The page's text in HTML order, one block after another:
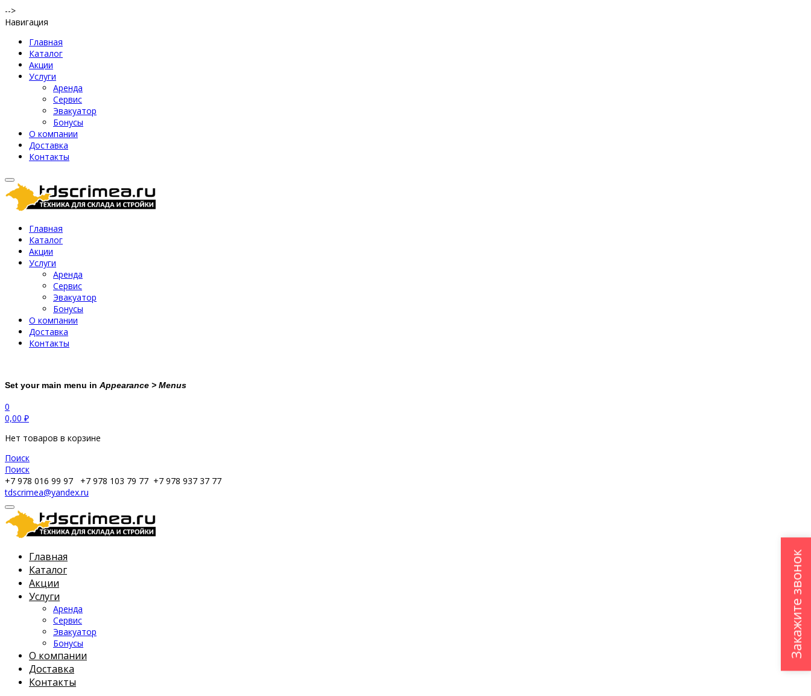
-->
Навигация
Главная
Каталог
Акции
Услуги
Аренда
Сервис
Эвакуатор
Бонусы
О компании
Доставка
Контакты
Главная
Каталог
Акции
Услуги
Аренда
Сервис
Эвакуатор
Бонусы
О компании
Доставка
Контакты
Set your main menu in Appearance > Menus
0
0,00 ₽
Нет товаров в корзине
Поиск
Поиск
+7 978 016 99 97
+7 978 103 79 77 +7 978 937 37 77
tdscrimea@yandex.ru
Главная
Каталог
Акции
Услуги
Аренда
Сервис
Эвакуатор
Бонусы
О компании
Доставка
Контакты
Закажите звонок